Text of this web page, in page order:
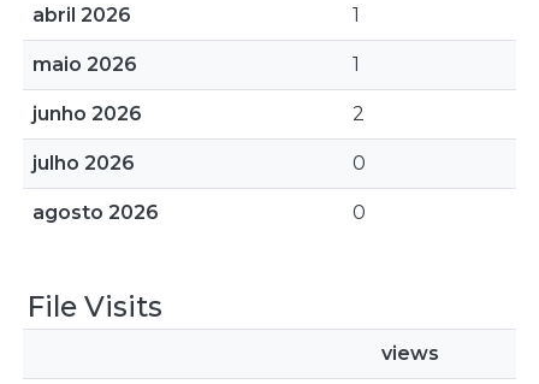
abril 2026 1
maio 2026 1
junho 2026 2
julho 2026 0
agosto 2026 0
File Visits
views